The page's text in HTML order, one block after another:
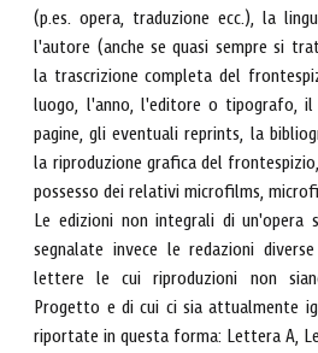
(p.es. opera, traduzione ecc.), la
l'autore (anche se quasi sempre si
la trascrizione completa del
luogo, l'anno, l'editore o tipografo,
pagine, gli eventuali reprints, la
la riproduzione grafica del
possesso dei relativi microfilms,
Le edizioni non integrali di un'opera
segnalate invece le redazioni
lettere le cui riproduzioni non
Progetto e di cui ci sia attualmente
riportate in questa forma: Lettera A,